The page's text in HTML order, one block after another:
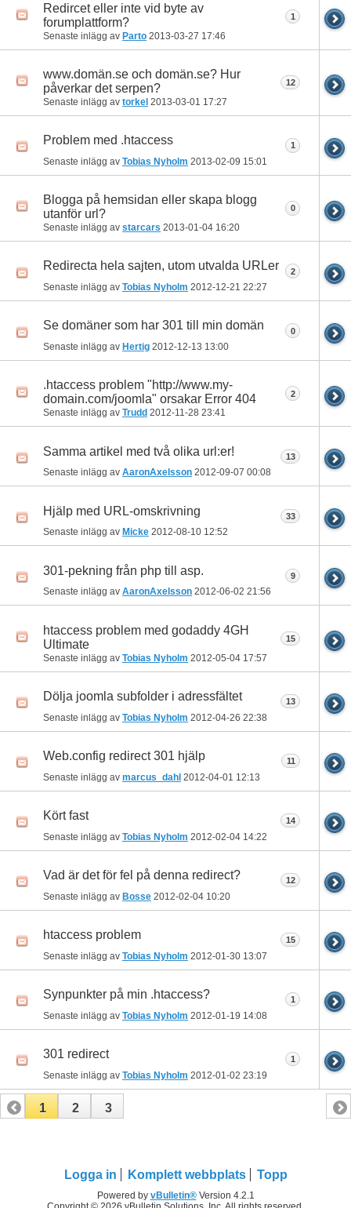
Redircet eller inte vid byte av
forumplattform?
Senaste inlägg av Parto 2013-03-27 17:46
1
www.domän.se och domän.se? Hur
påverkar det serpen?
Senaste inlägg av torkel 2013-03-01 17:27
12
Problem med .htaccess
Senaste inlägg av Tobias Nyholm 2013-02-09 15:01
1
Blogga på hemsidan eller skapa blogg
utanför url?
Senaste inlägg av starcars 2013-01-04 16:20
0
Redirecta hela sajten, utom utvalda URLer
Senaste inlägg av Tobias Nyholm 2012-12-21 22:27
2
Se domäner som har 301 till min domän
Senaste inlägg av Hertig 2012-12-13 13:00
0
.htaccess problem "http://www.my-
domain.com/joomla" orsakar Error 404
Senaste inlägg av Trudd 2012-11-28 23:41
2
Samma artikel med två olika url:er!
Senaste inlägg av AaronAxelsson 2012-09-07 00:08
13
Hjälp med URL-omskrivning
Senaste inlägg av Micke 2012-08-10 12:52
33
301-pekning från php till asp.
Senaste inlägg av AaronAxelsson 2012-06-02 21:56
9
htaccess problem med godaddy 4GH
Ultimate
Senaste inlägg av Tobias Nyholm 2012-05-04 17:57
15
Dölja joomla subfolder i adressfältet
Senaste inlägg av Tobias Nyholm 2012-04-26 22:38
13
Web.config redirect 301 hjälp
Senaste inlägg av marcus_dahl 2012-04-01 12:13
11
Kört fast
Senaste inlägg av Tobias Nyholm 2012-02-04 14:22
14
Vad är det för fel på denna redirect?
Senaste inlägg av Bosse 2012-02-04 10:20
12
htaccess problem
Senaste inlägg av Tobias Nyholm 2012-01-30 13:07
15
Synpunkter på min .htaccess?
Senaste inlägg av Tobias Nyholm 2012-01-19 14:08
1
301 redirect
Senaste inlägg av Tobias Nyholm 2012-01-02 23:19
1
1 2 3
Logga in Komplett webbplats Topp
Powered by vBulletin®Version 4.2.1